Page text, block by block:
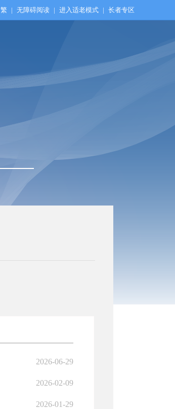
繁 | 无障碍阅读 | 进入适老模式 | 长者专区
2026-06-29
2026-02-09
2026-01-29